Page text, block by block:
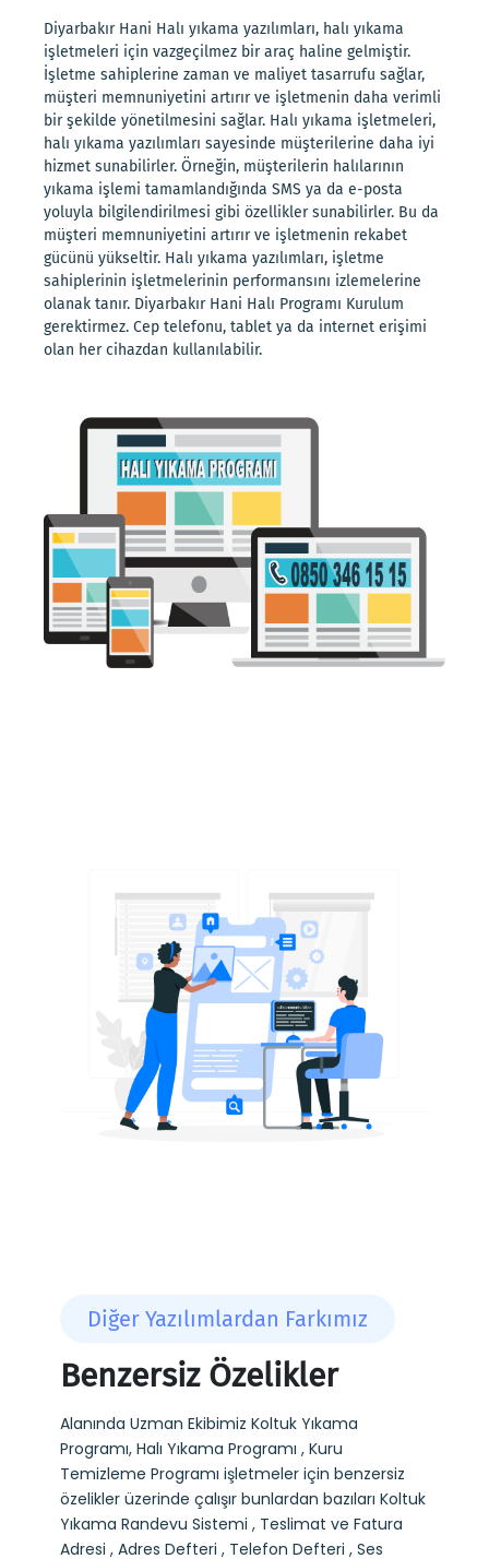
Diyarbakır Hani Halı yıkama yazılımları, halı yıkama
işletmeleri için vazgeçilmez bir araç haline gelmiştir.
İşletme sahiplerine zaman ve maliyet tasarrufu sağlar,
müşteri memnuniyetini artırır ve işletmenin daha verimli
bir şekilde yönetilmesini sağlar. Halı yıkama işletmeleri,
halı yıkama yazılımları sayesinde müşterilerine daha iyi
hizmet sunabilirler. Örneğin, müşterilerin halılarının
yıkama işlemi tamamlandığında SMS ya da e-posta
yoluyla bilgilendirilmesi gibi özellikler sunabilirler. Bu da
müşteri memnuniyetini artırır ve işletmenin rekabet
gücünü yükseltir. Halı yıkama yazılımları, işletme
sahiplerinin işletmelerinin performansını izlemelerine
olanak tanır. Diyarbakır Hani Halı Programı Kurulum
gerektirmez. Cep telefonu, tablet ya da internet erişimi
olan her cihazdan kullanılabilir.
Diğer Yazılımlardan Farkımız
Benzersiz Özelikler
Alanında Uzman Ekibimiz Koltuk Yıkama
Programı, Halı Yıkama Programı , Kuru
Temizleme Programı işletmeler için benzersiz
özelikler üzerinde çalışır bunlardan bazıları Koltuk
Yıkama Randevu Sistemi , Teslimat ve Fatura
Adresi , Adres Defteri , Telefon Defteri , Ses